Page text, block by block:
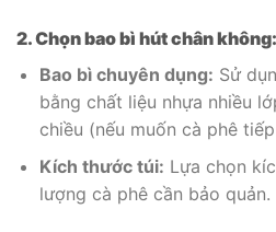
2. Chọn bao bì hút chân không:
Bao bì chuyên dụng: Sử
bằng chất liệu nhựa nhiều
chiều (nếu muốn cà phê
Kích thước túi: Lựa chọn
lượng cà phê cần bảo quản.